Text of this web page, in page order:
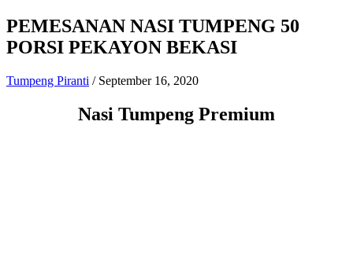
PEMESANAN NASI TUMPENG 50
PORSI PEKAYON BEKASI
Tumpeng Piranti / September 16, 2020
Nasi Tumpeng Premium